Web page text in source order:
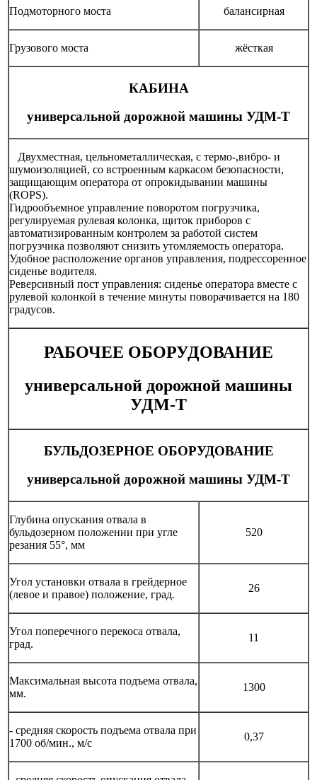
Подмоторного моста балансирная
Грузового моста жёсткая
КАБИНА
универсальной дорожной машины УДМ-Т
Двухместная, цельнометаллическая, с термо-,вибро- и
шумоизоляцией, со встроенным каркасом безопасности,
защищающим оператора от опрокидывании машины
(ROPS).
Гидрообъемное управление поворотом погрузчика,
регулируемая рулевая колонка, щиток приборов с
автоматизированным контролем за работой систем
погрузчика позволяют снизить утомляемость оператора.
Удобное расположение органов управления, подрессоренное
сиденье водителя.
Реверсивный пост управления: сиденье оператора вместе с
рулевой колонкой в течение минуты поворачивается на 180
градусов.
РАБОЧЕЕ ОБОРУДОВАНИЕ
универсальной дорожной машины
УДМ-Т
БУЛЬДОЗЕРНОЕ ОБОРУДОВАНИЕ
универсальной дорожной машины УДМ-Т
Глубина опускания отвала в
бульдозерном положении при угле
резания 55°, мм
520
Угол установки отвала в грейдерное
(левое и правое) положение, град.
26
Угол поперечного перекоса отвала,
град.
11
Максимальная высота подъема отвала,
мм.
1300
- средняя скорость подъема отвала при
1700 об/мин., м/с
0,37